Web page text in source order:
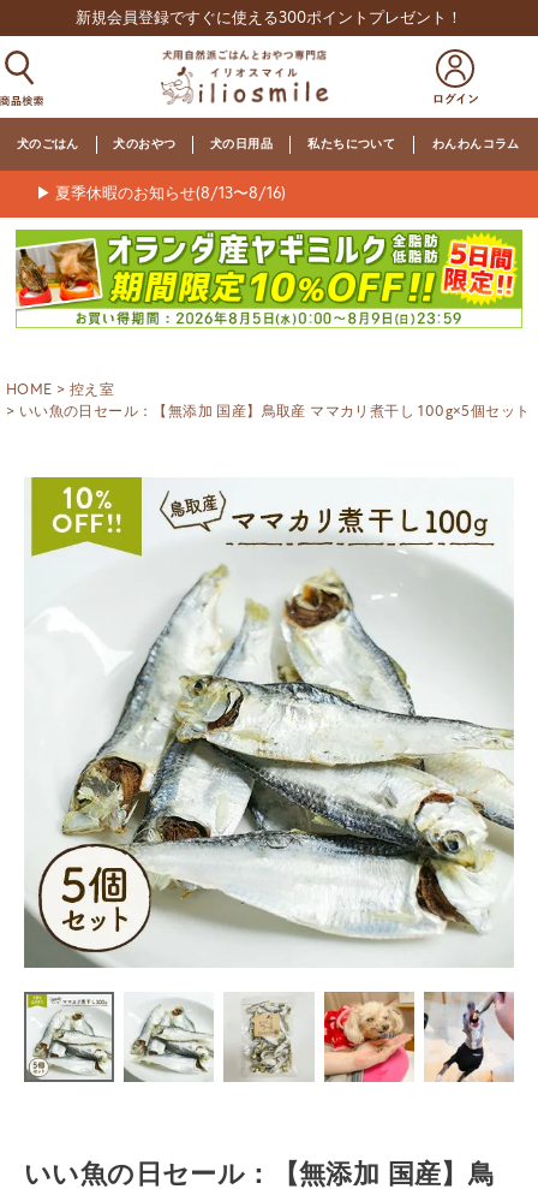
新規会員登録ですぐに使える300ポイントプレゼント！
犬のごはん 犬のおやつ 犬の日用品 私たちについて わんわんコラム
▶ 夏季休暇のお知らせ(8/13〜8/16)
HOME
控え室
いい魚の日セール：【無添加 国産】鳥取産 ママカリ煮干し 100g×5個セット
いい魚の日セール：【無添加 国産】鳥